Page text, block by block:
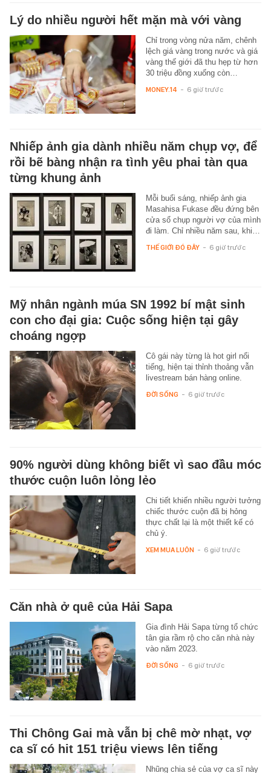
Lý do nhiều người hết mặn mà với vàng
Chỉ trong vòng nửa năm, chênh
lệch giá vàng trong nước và giá
vàng thế giới đã thu hẹp từ hơn
30 triệu đồng xuống còn…
MONEY.14 - 6 giờ trước
Nhiếp ảnh gia dành nhiều năm chụp vợ, để
rồi bẽ bàng nhận ra tình yêu phai tàn qua
từng khung ảnh
Mỗi buổi sáng, nhiếp ảnh gia
Masahisa Fukase đều đứng bên
cửa sổ chụp người vợ của mình
đi làm. Chỉ nhiều năm sau, khi…
THẾ GIỚI ĐÓ ĐÂY - 6 giờ trước
Mỹ nhân ngành múa SN 1992 bí mật sinh
con cho đại gia: Cuộc sống hiện tại gây
choáng ngợp
Cô gái này từng là hot girl nổi
tiếng, hiện tại thỉnh thoảng vẫn
livestream bán hàng online.
ĐỜI SỐNG - 6 giờ trước
90% người dùng không biết vì sao đầu móc
thước cuộn luôn lỏng lẻo
Chi tiết khiến nhiều người tưởng
chiếc thước cuộn đã bị hỏng
thực chất lại là một thiết kế có
chủ ý.
XEM MUA LUÔN - 6 giờ trước
Căn nhà ở quê của Hải Sapa
Gia đình Hải Sapa từng tổ chức
tân gia rầm rộ cho căn nhà này
vào năm 2023.
ĐỜI SỐNG - 6 giờ trước
Thi Chông Gai mà vẫn bị chê mờ nhạt, vợ
ca sĩ có hit 151 triệu views lên tiếng
Nhũng chia sẻ của vợ ca sĩ này